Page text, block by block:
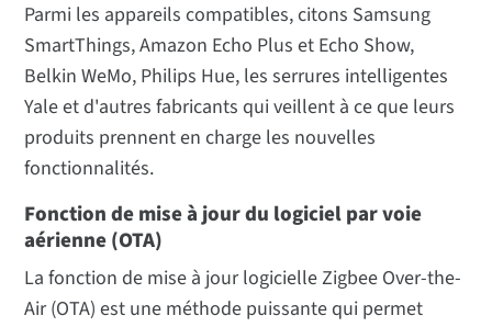
Parmi les appareils compatibles, citons Samsung
SmartThings, Amazon Echo Plus et Echo Show,
Belkin WeMo, Philips Hue, les serrures intelligentes
Yale et d'autres fabricants qui veillent à ce que leurs
produits prennent en charge les nouvelles
fonctionnalités.
Fonction de mise à jour du logiciel par voie
aérienne (OTA)
La fonction de mise à jour logicielle Zigbee Over-the-
Air (OTA) est une méthode puissante qui permet